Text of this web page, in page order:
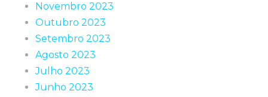
Novembro 2023
Outubro 2023
Setembro 2023
Agosto 2023
Julho 2023
Junho 2023